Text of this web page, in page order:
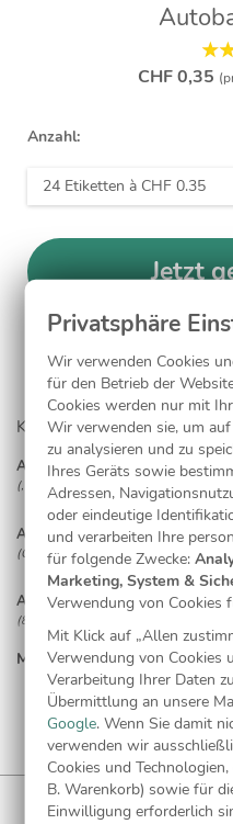
CHF 0,35
Anzahl:
24 Etiketten à CHF 0.35
Jetzt
Kundenmeinungen (5)
Anonym
(, 03.03.17)
Anonym
(Queidersbach, 01.05.16)
Anonym
(82418 Murnau, 30.04.16)
Anonym
(, 10.03.16)
Anonym
(, 13.02.16)
MEHR LESEN...
Wir verwenden Cookies
für den Betrieb der
Cookies werden nur mit
Wir verwenden sie, um
zu analysieren und zu
Ihres Geräts sowie
Adressen,
oder eindeutige
und verarbeiten Ihre
für folgende Zwecke:
Marketing, System &
Verwendung von Cookies
Mit Klick auf „Allen
Verwendung von Cookies
Verarbeitung Ihrer Daten
Übermittlung an unsere
Google. Wenn Sie damit
verwenden wir
Cookies und
B. Warenkorb) sowie für
Einwilligung erforderlich